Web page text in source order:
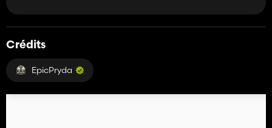
Crédits
EpicPryda